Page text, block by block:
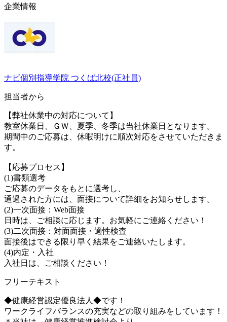
企業情報
ナビ個別指導学院 つくば北校(正社員)
担当者から
【弊社休業中の対応について】
教室休業日、ＧＷ、夏季、冬季は当社休業日となります。
期間中のご応募は、休暇明けに順次対応をさせていただきま
す。
【応募プロセス】
(1)書類選考
ご応募のデータをもとに選考し、
通過された方には、面接について詳細をお知らせします。
(2)一次面接：Web面接
日時は、ご相談に応じます。お気軽にご連絡ください！
(3)二次面接：対面面接・適性検査
面接後はできる限り早く結果をご連絡いたします。
(4)内定・入社
入社日は、ご相談ください！
フリーテキスト
◆健康経営認定優良法人◆です！
ワークライフバランスの充実などの取り組みをしています！